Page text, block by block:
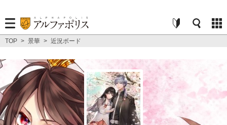
TOP > 景華 > 近況ボード